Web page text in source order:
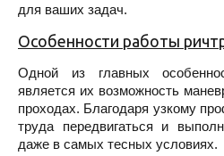
для ваших задач.
Особенности работы
Одной из главных
является их возможность
проходах. Благодаря узкому
труда передвигаться и
даже в самых тесных условиях.